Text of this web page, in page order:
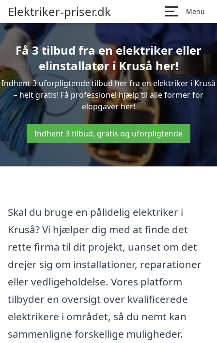
Elektriker-priser.dk Menu
Få 3 tilbud fra en elektriker eller
elinstallatør i Kruså her!
Indhent 3 uforpligtende tilbud her fra en elektriker i Kruså
– helt gratis! Få professionel hjælp til alle former for
elopgaver her!
Indhent 3 tilbud, gratis og uforpligtende
Skal du bruge en pålidelig elektriker i
Kruså? Vi hjælper dig med at finde det
rette firma til dit projekt, uanset om det
drejer sig om installationer, reparationer
eller vedligeholdelse. Vores platform
tilbyder en oversigt over kvalificerede
elektrikere i området, så du nemt kan
sammenligne forskellige muligheder.